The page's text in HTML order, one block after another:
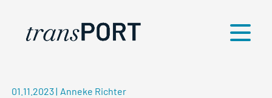
Menü
01.11.2023| Anneke Richter